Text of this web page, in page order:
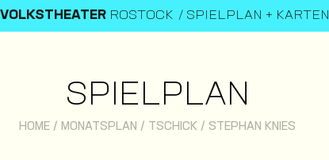
VOLKSTHEATER ROSTOCK SPIELPLAN + KARTEN
SPIELPLAN
HOME/ MONATSPLAN / TSCHICK / STEPHAN KNIES